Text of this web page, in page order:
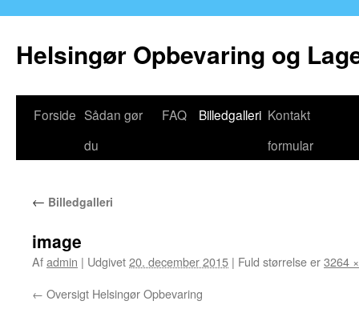
Helsingør Opbevaring og
Hop
Forside Sådan gør
du
FAQ Billedgalleri Kontakt
formular
← Billedgalleri
image
Afadmin | Udgivet20. december 2015 | Fuld størrelse er3264
Oversigt Helsingør Opbevaring